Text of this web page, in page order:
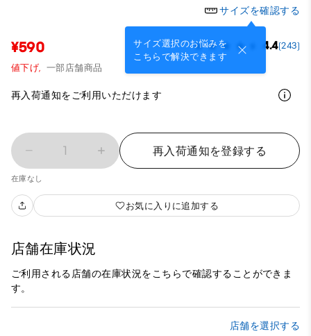
サイズを確認する
サイズ選択のお悩みを
こちらで解決できます
¥590 4.4(243)
値下げ, 一部店舗商品
再入荷通知をご利用いただけます
1 再入荷通知を登録する
在庫なし
お気に入りに追加する
店舗在庫状況
ご利用される店舗の在庫状況をこちらで確認することができま
す。
店舗を選択する